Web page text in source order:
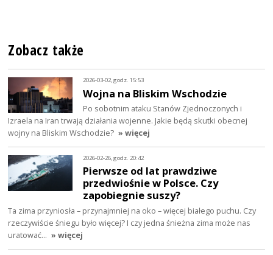
Zobacz także
2026-03-02, godz. 15:53
Wojna na Bliskim Wschodzie
Po sobotnim ataku Stanów Zjednoczonych i
Izraela na Iran trwają działania wojenne. Jakie będą skutki obecnej
wojny na Bliskim Wschodzie? » więcej
2026-02-26, godz. 20:42
Pierwsze od lat prawdziwe
przedwiośnie w Polsce. Czy
zapobiegnie suszy?
Ta zima przyniosła – przynajmniej na oko – więcej białego puchu. Czy
rzeczywiście śniegu było więcej? I czy jedna śnieżna zima może nas
uratować… » więcej